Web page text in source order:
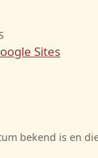
Sites
bekend is en